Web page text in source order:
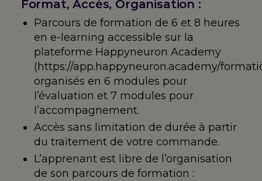
Format, Accès, Organisation :
Parcours de formation de 6 et 8 heures
en e-learning accessible sur la
plateforme Happyneuron Academy
(https://app.happyneuron.academy/
organisés en 6 modules pour
l’évaluation et 7 modules pour
l’accompagnement.
Accès sans limitation de durée à partir
du traitement de votre commande.
L’apprenant est libre de l’organisation
de son parcours de formation :